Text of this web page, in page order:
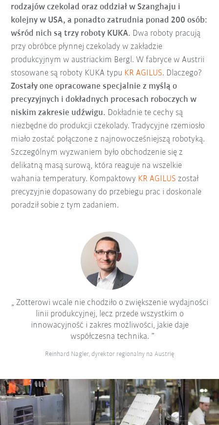
rodzajów czekolad oraz oddział w Szanghaju i
kolejny w USA, a ponadto zatrudnia ponad 200 osób:
wśród nich są trzy roboty KUKA. Dwa roboty pracują
przy obróbce płynnej czekolady w zakładzie
produkcyjnym w austriackim Bergl. W fabryce w Austrii
stosowane są roboty KUKA typu KR AGILUS. Dlaczego?
Zostały one opracowane specjalnie z myślą o
precyzyjnych i dokładnych procesach roboczych w
niskim zakresie udźwigu. Dokładnie te cechy są
niezbędne do produkcji czekolady. Tradycyjne rzemiosło
miało zostać połączone z najnowocześniejszą robotyką.
Szczególnym wyzwaniem było obchodzenie się z
delikatną masą surową, która reaguje na wszelkie
wahania temperatury. Kompaktowy KR AGILUS został
precyzyjnie dopasowany do przebiegu prac i doskonale
poradził sobie z tym zadaniem.
Zotterowi wcale nie chodziło o zwiększenie wydajności
linii produkcyjnej, lecz przede wszystkim o
innowacyjność i zakres możliwości, jakie daje
współczesna technika.
Reinhard Nagler, dyrektor regionalny na Austrię